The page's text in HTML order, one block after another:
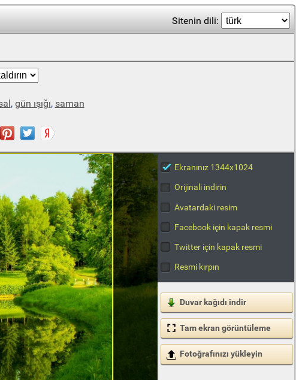
Sitenin dili:
, gün ışığı, saman
Ekranınız 1344x1024
Orijinali indirin
Avatardaki resim
Facebook için kapak resmi
Twitter için kapak resmi
Resmi kırpın
Duvar kağıdı indir
Tam ekran görüntüleme
Fotoğrafınızı yükleyin